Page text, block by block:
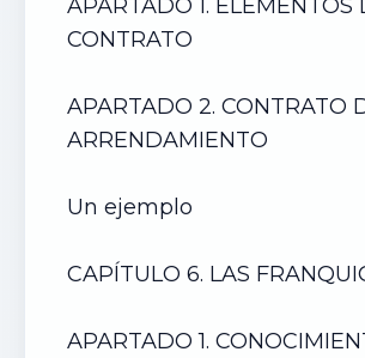
APARTADO 1. ELEMENTOS
CONTRATO
APARTADO 2. CONTRATO
ARRENDAMIENTO
Un ejemplo
CAPÍTULO 6. LAS
APARTADO 1.